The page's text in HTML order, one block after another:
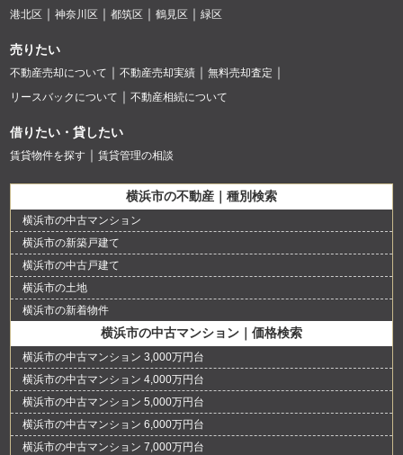
港北区 神奈川区 都筑区 鶴見区 緑区
売りたい
不動産売却について 不動産売却実績
無料売却査定
リースバックについて
不動産相続について
借りたい・貸したい
賃貸物件を探す 賃貸管理の相談
横浜市の不動産｜種別検索
横浜市の中古マンション
横浜市の新築戸建て
横浜市の中古戸建て
横浜市の土地
横浜市の新着物件
横浜市の中古マンション｜価格検索
横浜市の中古マンション 3,000万円台
横浜市の中古マンション 4,000万円台
横浜市の中古マンション 5,000万円台
横浜市の中古マンション 6,000万円台
横浜市の中古マンション 7,000万円台